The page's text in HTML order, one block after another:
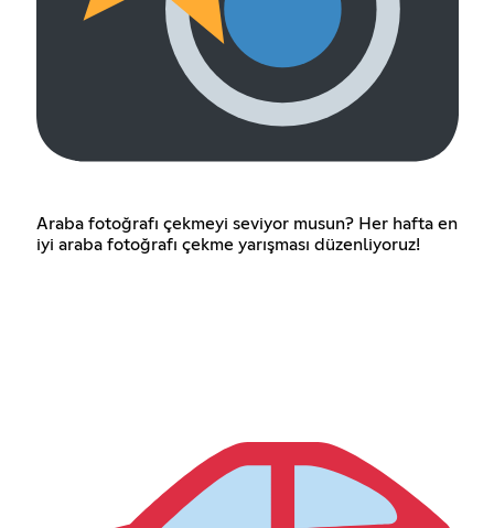
Araba fotoğrafı çekmeyi seviyor musun? Her hafta en
iyi araba fotoğrafı çekme yarışması düzenliyoruz!